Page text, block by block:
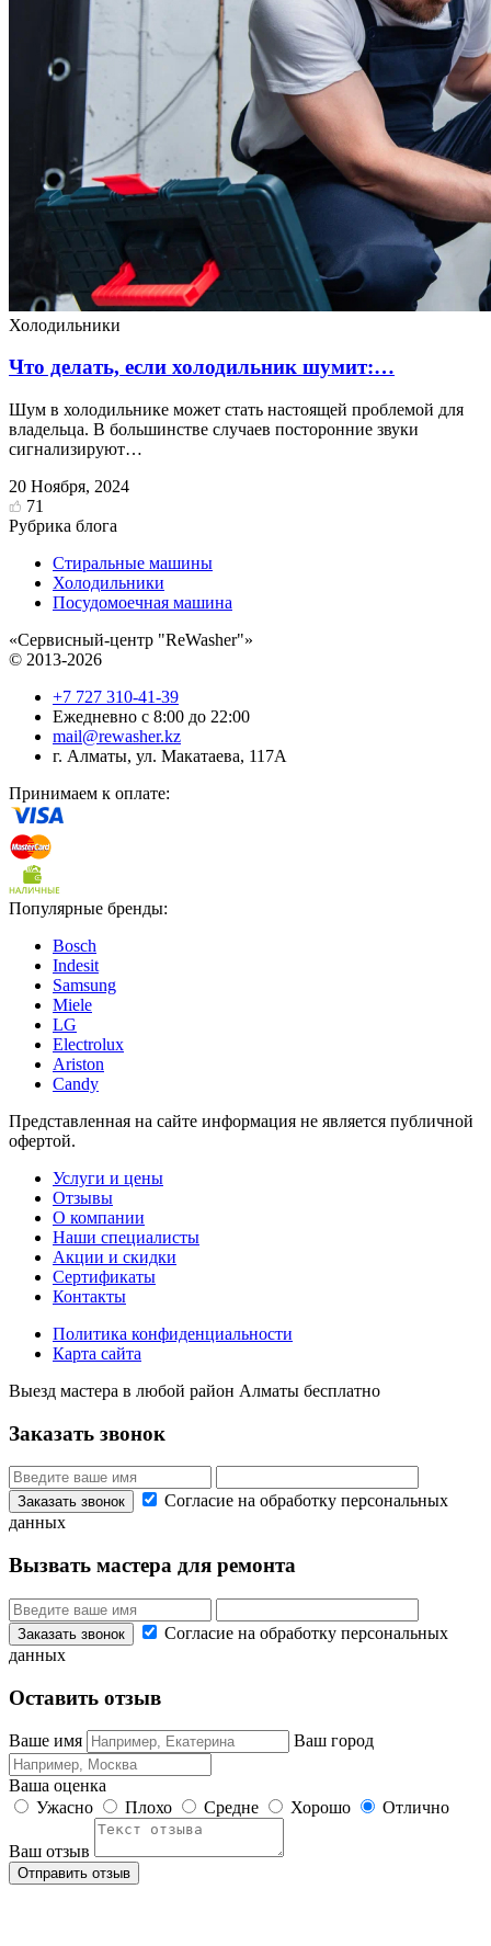
Холодильники
Что делать, если холодильник шумит:…
Шум в холодильнике может стать настоящей проблемой для
владельца. В большинстве случаев посторонние звуки
сигнализируют…
20 Ноября, 2024
71
Рубрика блога
Стиральные машины
Холодильники
Посудомоечная машина
«Сервисный-центр "ReWasher"»
© 2013-2026
+7 727 310-41-39
Ежедневно с 8:00 до 22:00
mail@rewasher.kz
г. Алматы, ул. Макатаева, 117А
Принимаем к оплате:
Популярные бренды:
Bosch
Indesit
Samsung
Miele
LG
Electrolux
Ariston
Candy
Представленная на сайте информация не является публичной
офертой.
Услуги и цены
Отзывы
О компании
Наши специалисты
Акции и скидки
Сертификаты
Контакты
Политика конфиденциальности
Карта сайта
Выезд мастера в любой район Алматы бесплатно
Заказать звонок
Согласие на обработку персональных
данных
Вызвать мастера для ремонта
Согласие на обработку персональных
данных
Оставить отзыв
Ваше имя Ваш город
Ваша оценка
Ужасно
Плохо Средне Хорошо Отлично
Ваш отзыв
Отправить отзыв